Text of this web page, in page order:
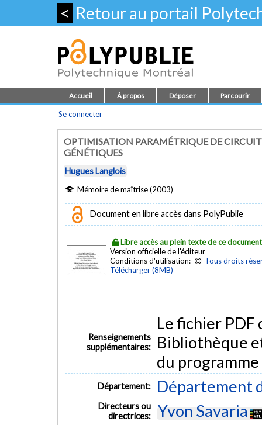
< Retour au portail
Accueil À propos Déposer Parcourir
Se connecter
OPTIMISATION PARAMÉTRIQUE DE
GÉNÉTIQUES
Hugues Langlois
Mémoire de maîtrise (2003)
Document en libre accès dans PolyPublie
Libre accès au plein texte de ce document
Version officielle de l'éditeur
Conditions d'utilisation:
Tous droits
Télécharger (8MB)
Renseignements
supplémentaires:
Le fichier
Bibliothèque
du programme
Département: Département
Directeurs ou
directrices:
Yvon Savaria